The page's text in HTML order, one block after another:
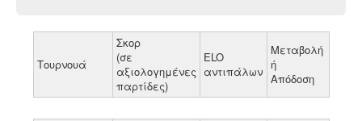
Τουρνουά
Σκορ
(σε
αξιολογημένες
παρτίδες)
ELO
αντιπάλων
Μεταβολή
ή
Απόδοση